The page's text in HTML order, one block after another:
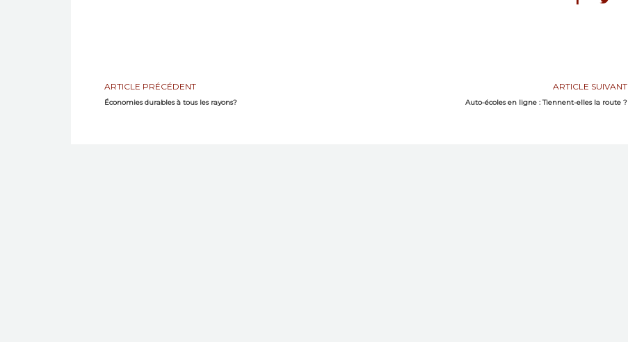
ARTICLE PRÉCÉDENT
Économies durables à tous les rayons?
ARTICLE SUIVANT
Auto-écoles en ligne : Tiennent-elles la route ?